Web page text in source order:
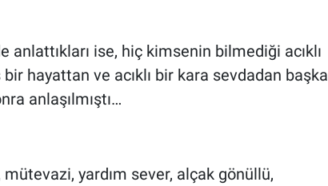
anlattıkları ise, hiç kimsenin bilmediği acıklı
hayattan ve acıklı bir kara sevdadan başka
anlaşılmıştı…
mütevazi, yardım sever, alçak gönüllü,